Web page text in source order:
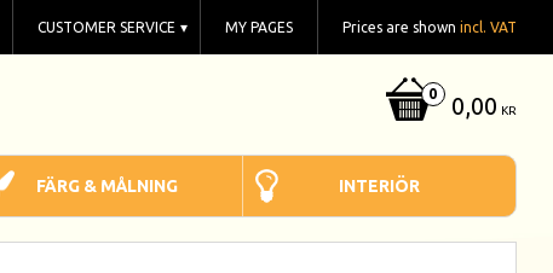
0,00 KR
Prices are shown incl. VAT
MY PAGES
CUSTOMER SERVICE
FÄRG & MÅLNING INTERIÖR